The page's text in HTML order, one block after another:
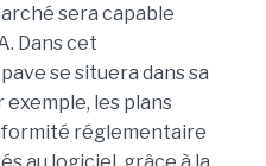
sera capable
Dans cet
se situera dans sa
les plans
réglementaire